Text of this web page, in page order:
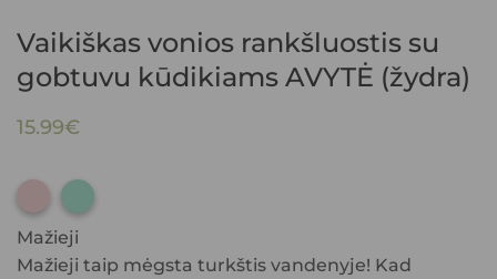
Vaikiškas vonios rankšluostis su
gobtuvu kūdikiams AVYTĖ (žydra)
15.99€
Mažieji
Mažieji taip mėgsta turkštis vandenyje! Kad